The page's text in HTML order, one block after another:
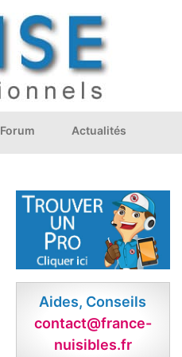
Forum Actualités
Aides, Conseils
contact@france-
nuisibles.fr